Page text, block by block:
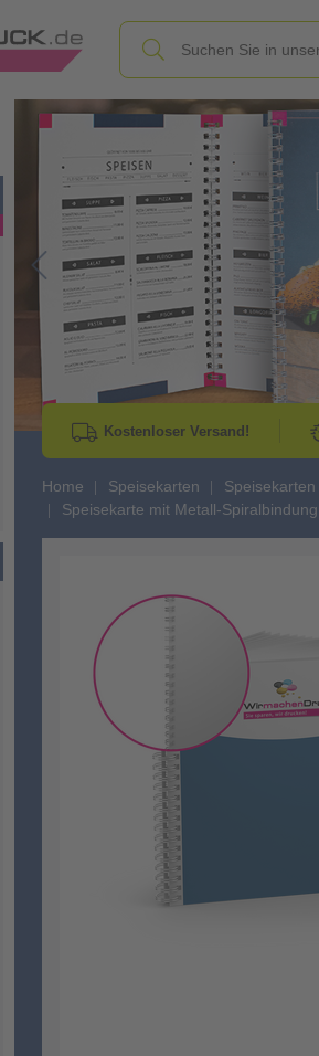
Go to Previous Slide
Kostenloser Versand!
Home Speisekarten
Speisekarte mit Metall-